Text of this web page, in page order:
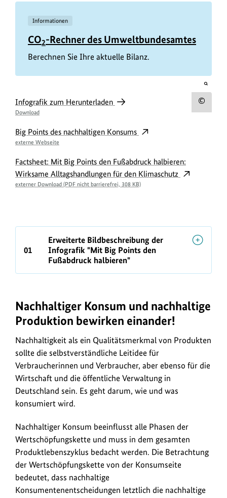
Informationen
CO2-Rechner des Umweltbundesamtes
Berechnen Sie Ihre aktuelle Bilanz.
M
i
t
B
i
g
P
n
d
n
F
u
ß
a
b
d
r
u
c
k
h
a
öffnet
Bild
Infografik zum Herunterladen
Download
Big Points des nachhaltigen Konsums
externe Webseite
Factsheet: Mit Big Points den Fußabdruck halbieren:
Wirksame Alltagshandlungen für den Klimaschutz
externer Download (PDF nicht barrierefrei, 308 KB)
01
Erweiterte Bildbeschreibung der
Infografik "Mit Big Points den
Fußabdruck halbieren"
Nachhaltiger Konsum und nachhaltige
Produktion bewirken einander!
Nachhaltigkeit als ein Qualitätsmerkmal von Produkten
sollte die selbstverständliche Leitidee für
Verbraucherinnen und Verbraucher, aber ebenso für die
Wirtschaft und die öffentliche Verwaltung in
Deutschland sein. Es geht darum, wie und was
konsumiert wird.
Nachhaltiger Konsum beeinflusst alle Phasen der
Wertschöpfungskette und muss in dem gesamten
Produktlebenszyklus bedacht werden. Die Betrachtung
der Wertschöpfungskette von der Konsumseite
bedeutet, dass nachhaltige
Konsumentenentscheidungen letztlich die nachhaltige